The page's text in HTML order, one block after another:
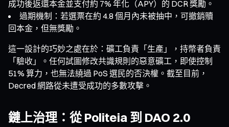
成功後返還本金並支付約 7% 年化（APY）的 DCR 獎勵。
過期機制：若選票在約 4.8 個月內未被抽中，可撤銷贖
回本金，但無獎勵。
這一設計的巧妙之處在於：礦工負責「生產」，持幣者負責
「驗收」。任何試圖修改共識規則的惡意礦工，即使控制
51% 算力，也無法繞過 PoS 選民的否決權。截至目前，
Decred 網路從未遭受成功的多數攻擊。
鏈上治理：從 Politeia 到 DAO 2.0